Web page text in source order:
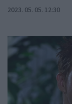
2023. 05. 05. 12:30